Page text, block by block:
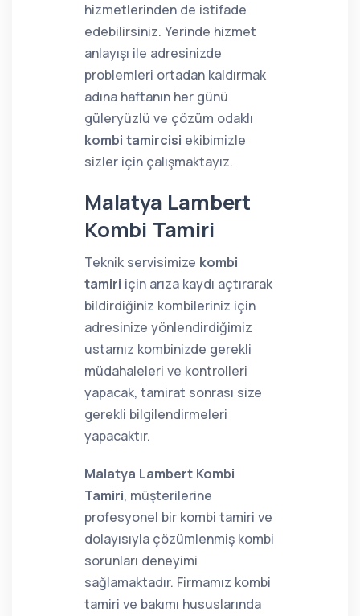
hizmetlerinden de istifade
edebilirsiniz. Yerinde hizmet
anlayışı ile adresinizde
problemleri ortadan kaldırmak
adına haftanın her günü
güleryüzlü ve çözüm odaklı
kombi tamircisi ekibimizle
sizler için çalışmaktayız.
Malatya Lambert
Kombi Tamiri
Teknik servisimize kombi
tamiri için arıza kaydı açtırarak
bildirdiğiniz kombileriniz için
adresinize yönlendirdiğimiz
ustamız kombinizde gerekli
müdahaleleri ve kontrolleri
yapacak, tamirat sonrası size
gerekli bilgilendirmeleri
yapacaktır.
Malatya Lambert Kombi
Tamiri, müşterilerine
profesyonel bir kombi tamiri ve
dolayısıyla çözümlenmiş kombi
sorunları deneyimi
sağlamaktadır. Firmamız kombi
tamiri ve bakımı hususlarında